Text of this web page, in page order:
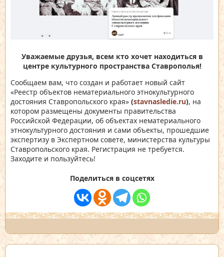
Уважаемые друзья, всем кто хочет находиться в
центре культурного пространства Ставрополья!
Сообщаем вам, что создан и работает новый сайт
«Реестр объектов нематериального этнокультурного
достояния Ставропольского края» (stavnasledie.ru), на
котором размещены документы правительства
Российской Федерации, об объектах нематериального
этнокультурного достояния и сами объекты, прошедшие
экспертизу в Экспертном совете, министерства культуры
Ставропольского края. Регистрация не требуется.
Заходите и пользуйтесь!
Поделиться в соцсетях